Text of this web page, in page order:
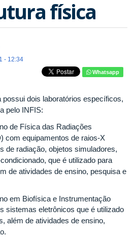
física
- 12:34
Whatsapp
dois laboratórios específicos,
pelo INFIS:
de Física das Radiações
com equipamentos de raios-X
de radiação, objetos simuladores,
que é utilizado para
de atividades de ensino, pesquisa e
em Biofísica e Instrumentação
sistemas eletrônicos que é utilizado
além de atividades de ensino,